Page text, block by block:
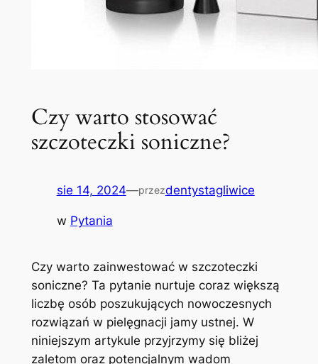
Czy warto stosować
szczoteczki soniczne?
sie 14, 2024—przezdentystagliwice
w Pytania
Czy warto zainwestować w szczoteczki
soniczne? Ta pytanie‍ nurtuje coraz większą⁤
liczbę osób‍ poszukujących nowoczesnych
rozwiązań w pielęgnacji jamy‌ ustnej. W
niniejszym ‍artykule przyjrzymy się bliżej
zaletom oraz ⁤potencjalnym wadom